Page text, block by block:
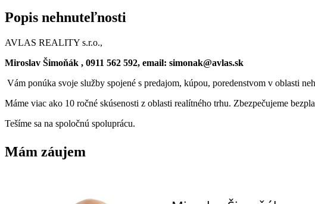
Popis nehnuteľnosti
AVLAS REALITY s.r.o.,
Miroslav Šimoňák , 0911 562 592, email: simonak@avlas.sk
Vám ponúka svoje služby spojené s predajom, kúpou, poredenstvom v oblasti
Máme viac ako 10 ročné skúsenosti z oblasti realítného trhu. Zbezpečujeme
Tešíme sa na spoločnú spoluprácu.
Mám záujem